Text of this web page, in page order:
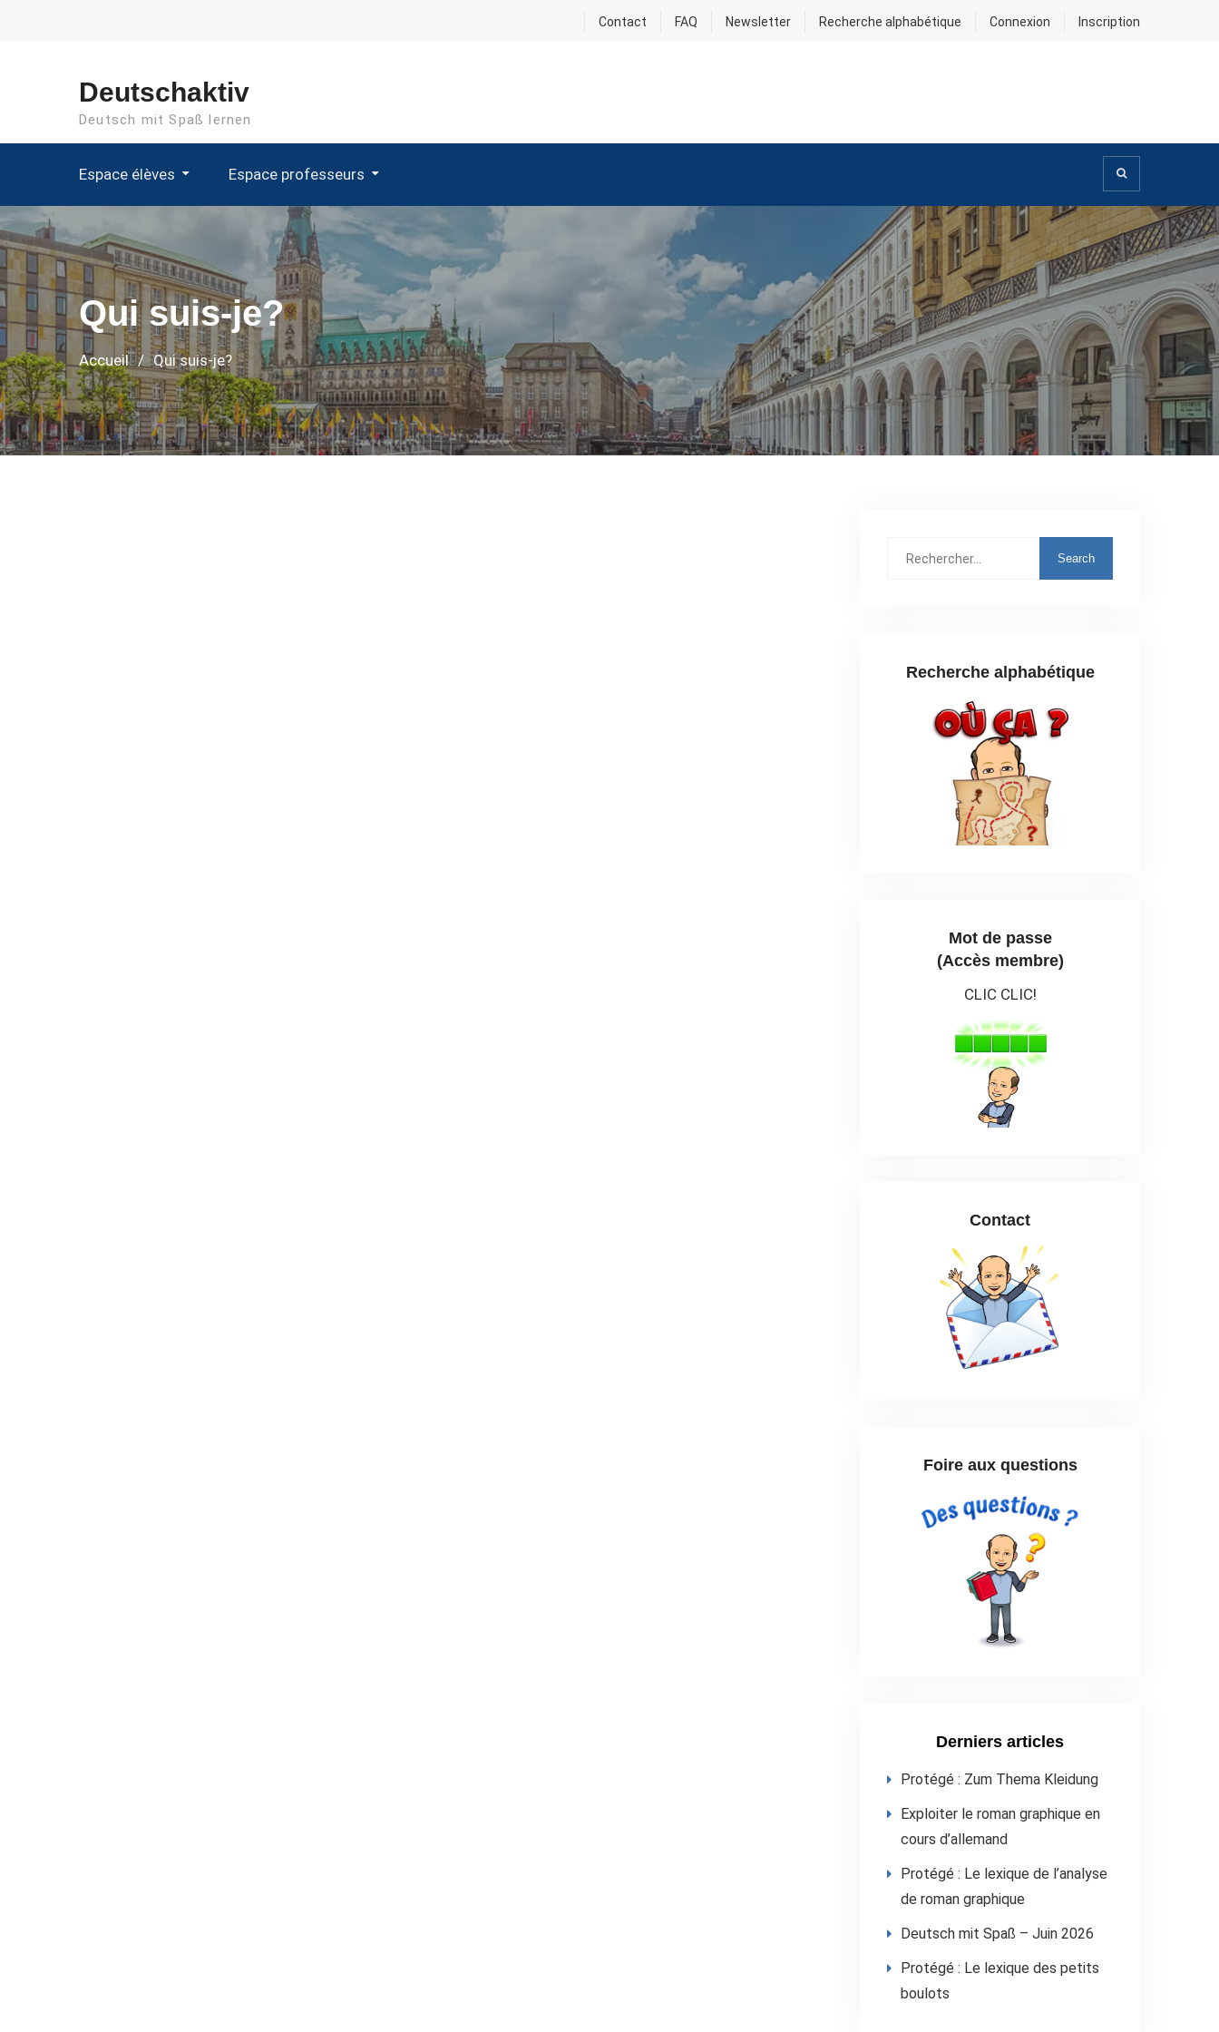
Contact FAQ Newsletter Recherche alphabétique Connexion Inscription
Deutschaktiv
Deutsch mit Spaß lernen
Espace élèves Espace professeurs
Qui suis-je?
Accueil Qui suis-je?
Rechercher
Recherche alphabétique
Mot de passe
(Accès membre)
CLIC CLIC!
Contact
Foire aux questions
Derniers articles
Protégé : Zum Thema Kleidung
Exploiter le roman graphique en
cours d’allemand
Protégé : Le lexique de l’analyse
de roman graphique
Deutsch mit Spaß – Juin 2026
Protégé : Le lexique des petits
boulots